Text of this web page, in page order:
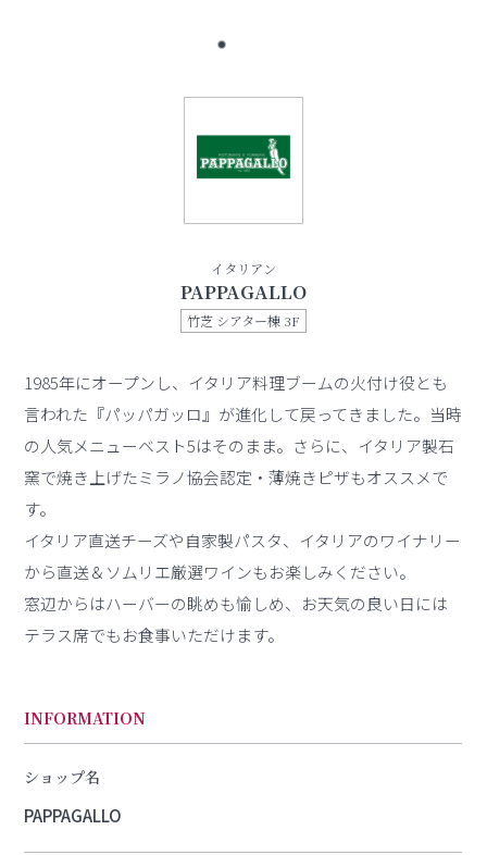
イタリアン
PAPPAGALLO
竹芝 シアター棟 3F
1985年にオープンし、イタリア料理ブームの火付け役とも
言われた『パッパガッロ』が進化して戻ってきました。当時
の人気メニューベスト5はそのまま。さらに、イタリア製石
窯で焼き上げたミラノ協会認定・薄焼きピザもオススメで
す。
イタリア直送チーズや自家製パスタ、イタリアのワイナリー
から直送＆ソムリエ厳選ワインもお楽しみください。
窓辺からはハーバーの眺めも愉しめ、お天気の良い日には
テラス席でもお食事いただけます。
INFORMATION
ショップ名
PAPPAGALLO